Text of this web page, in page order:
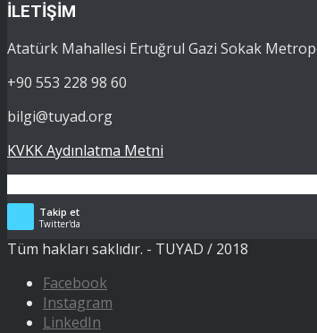
İLETİŞİM
Atatürk Mahallesi Ertuğrul Gazi Sokak
+90 553 228 98 60
bilgi@tuyad.org
KVKK Aydınlatma Metni
Takip et
Twitter'da
Tüm hakları saklıdır. - TUYAD / 2018
Facebook
Instagram
LinkedIn